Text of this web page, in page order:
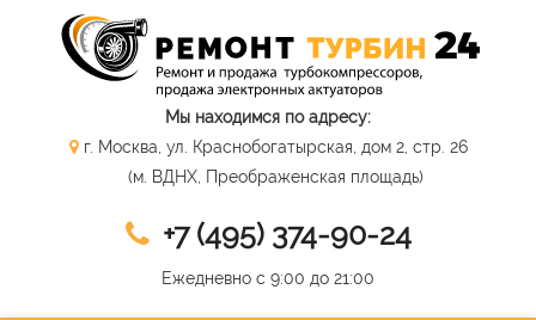
Мы находимся по адресу:
г. Москва, ул. Краснобогатырская, дом 2, стр. 26
(м. ВДНХ, Преображенская площадь)
+7 (495) 374-90-24
Ежедневно с 9:00 до 21:00